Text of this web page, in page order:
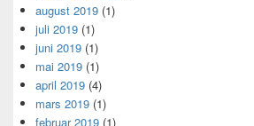
august 2019 (1)
juli 2019 (1)
juni 2019 (1)
mai 2019 (1)
april 2019 (4)
mars 2019 (1)
februar 2019 (1)